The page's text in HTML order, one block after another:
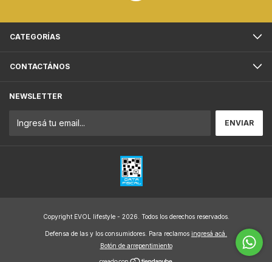
CATEGORÍAS
CONTACTÁNOS
NEWSLETTER
Copyright EVOL lifestyle - 2026. Todos los derechos reservados.
Defensa de las y los consumidores. Para reclamos ingresá acá.
Botón de arrepentimiento